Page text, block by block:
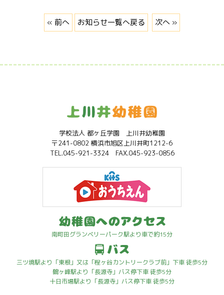
« 前へ お知らせ一覧へ戻る 次へ »
学校法人 都ヶ丘学園 上川井幼稚園
〒241-0802 横浜市旭区上川井町1212-6
TEL.045-921-3324 FAX.045-923-0856
南町田グランベリーパーク駅より車で約15分
三ツ境駅より「東根」又は「程ヶ谷カントリークラブ前」下車 徒歩5分
鶴ヶ峰駅より「長源寺」バス停下車 徒歩5分
十日市場駅より「長源寺」バス停下車 徒歩5分